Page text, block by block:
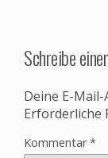
Schreibe
Deine E-
Erforderliche
Kommentar*